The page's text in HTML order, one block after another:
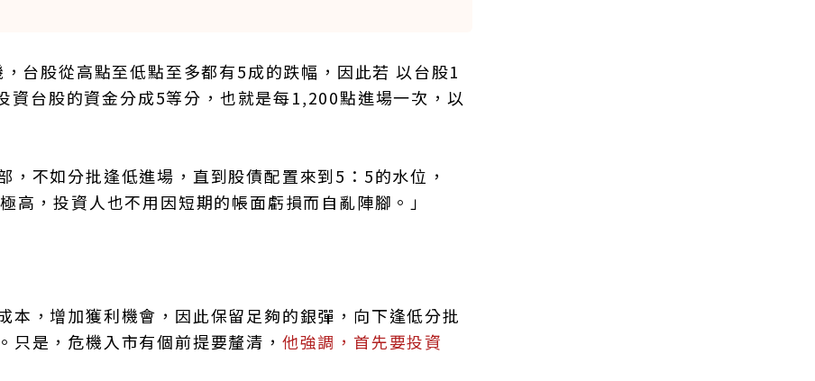
台股從高點至低點至多都有5成的跌幅，因此若 以台股1
台股的資金分成5等分，也就是每1,200點進場一次，以
不如分批逢低進場，直到股債配置來到5：5的水位，
高，投資人也不用因短期的帳面虧損而自亂陣腳。」
本，增加獲利機會，因此保留足夠的銀彈，向下逢低分批
是，危機入市有個前提要釐清， 他強調，首先要投資